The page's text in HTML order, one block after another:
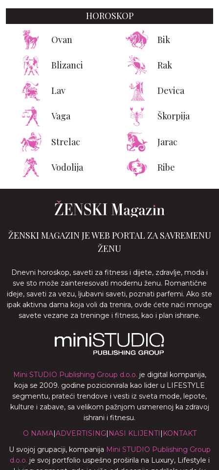
HOROSKOP
Ovan Bik
Blizanci Rak
Lav Devica
Vaga Škorpija
Strelac Jarac
Vodolija Ribe
ŽENSKI MAGAZIN JE WEB PORTAL ZA SAVREMENU
ŽENU
Dnevni horoskop, saveti za fitness i dijete, zdravlje, moda i
sve sto može zainteresovati modernu ženu. Romantične
ideje, saveti za vezu, ljubavni saveti, poznati parfemi. Ako ste
ipak aktivna dama koja voli da trenira, ovde ćete naći mnoge
savete vezane za treninge i fitness, kao i plan ishrane.
Mini STUDIO Publishing Group d.o.o. je digital kompanija,
koja se 2009. godine pozicionirala kao lider u LIFESTYLE
segmentu, prateći trendove i vesti iz sveta mode, lepote,
kulture i zabave, sa velikom pažnjom usmerenoj ka zdravoj
ishrani i fitnesu.
O NAMA|ADVERTISING| NASI KLIJENTI | KONTAKT
U svojoj grupaciji, kompanija Mini STUDIO Publishing Group
d.o.o. je svoj portfolio uspešno proširila na Luxury, Lifestyle i